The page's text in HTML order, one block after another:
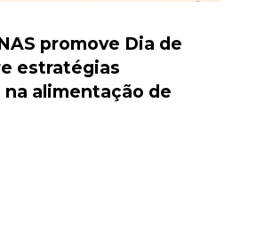
promove Dia de
estratégias
alimentação de